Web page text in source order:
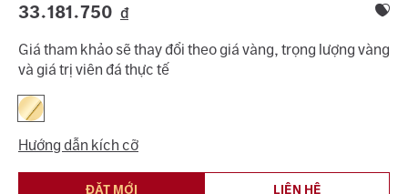
33.181.750 đ
Giá tham khảo sẽ thay đổi theo giá vàng, trọng lượng vàng
và giá trị viên đá thực tế
Hướng dẫn kích cỡ
ĐẶT MỚI LIÊN HỆ